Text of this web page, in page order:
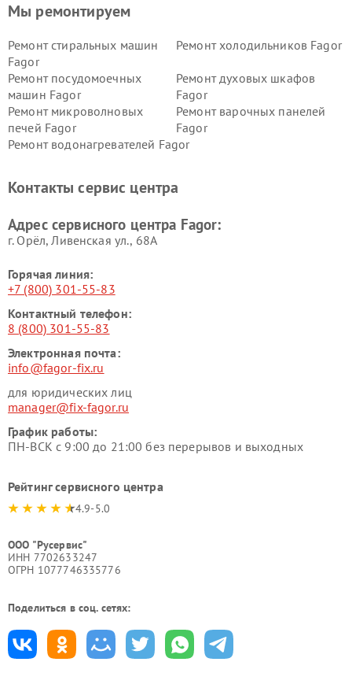
Мы ремонтируем
Ремонт стиральных машин
Fagor
Ремонт холодильников Fagor
Ремонт посудомоечных
машин Fagor
Ремонт духовых шкафов
Fagor
Ремонт микроволновых
печей Fagor
Ремонт варочных панелей
Fagor
Ремонт водонагревателей Fagor
Контакты сервис центра
Адрес сервисного центра Fagor:
г. Орёл, Ливенская ул., 68А
Горячая линия:
+7 (800) 301-55-83
Контактный телефон:
8 (800) 301-55-83
Электронная почта:
info@fagor-fix.ru
для юридических лиц
manager@fix-fagor.ru
График работы:
ПН-ВСК с 9:00 до 21:00 без перерывов и выходных
Рейтинг сервисного центра
4.9-5.0
ООО "Русервис"
ИНН 7702633247
ОГРН 1077746335776
Поделиться в соц. сетях: